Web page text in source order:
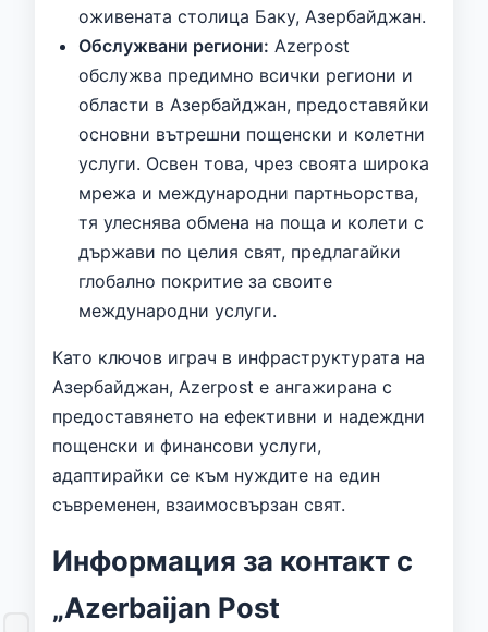
оживената столица Баку, Азербайджан.
Обслужвани региони: Azerpost
обслужва предимно всички региони и
области в Азербайджан, предоставяйки
основни вътрешни пощенски и колетни
услуги. Освен това, чрез своята широка
мрежа и международни партньорства,
тя улеснява обмена на поща и колети с
държави по целия свят, предлагайки
глобално покритие за своите
международни услуги.
Като ключов играч в инфраструктурата на
Азербайджан, Azerpost е ангажирана с
предоставянето на ефективни и надеждни
пощенски и финансови услуги,
адаптирайки се към нуждите на един
съвременен, взаимосвързан свят.
Информация за контакт с
„Azerbaijan Post